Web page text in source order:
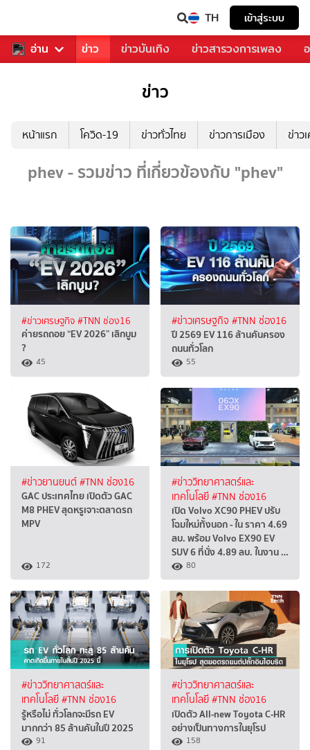
TH เข้าสู่ระบบ
อ่าน
คุณ กีฬา ข่าว ข่าวบันเทิง ข่าวสารวงการเพลง
ข่าว
หน้าแรก โควิด-19 ข่าวทั่วไทย ข่าวการเมือง ข่าว
phev - รวมข่าว ที่เกี่ยวข้องกับ "phev"
#ข่าวเศรษฐกิจ #TNN ช่อง16
ค่ายรถถอย “EV 2026” เลิกบูม
?
45
#ข่าวเศรษฐกิจ #TNN ช่อง16
ปี 2569 EV 116 ล้านคันครอง
ถนนทั่วโลก
55
#ข่าวยานยนต์#TNN ช่อง16
GAC ประเทศไทย เปิดตัว GAC
M8 PHEV สุดหรูเจาะตลาดรถ
MPV
172
#ข่าววิทยาศาสตร์และ
เทคโนโลยี#TNN ช่อง16
เปิด Volvo XC90 PHEV ปรับ
โฉมใหม่ทั้งนอก - ใน ราคา 4.69
ลบ. พร้อม Volvo EX90 EV
SUV 6 ที่นั่ง 4.89 ลบ. ในงาน …
80
#ข่าววิทยาศาสตร์และ
เทคโนโลยี#TNN ช่อง16
รู้หรือไม่ ทั่วโลกจะมีรถ EV
มากกว่า 85 ล้านคันในปี 2025
91
#ข่าววิทยาศาสตร์และ
เทคโนโลยี#TNN ช่อง16
เปิดตัว All-new Toyota C-HR
อย่างเป็นทางการในยุโรป
158